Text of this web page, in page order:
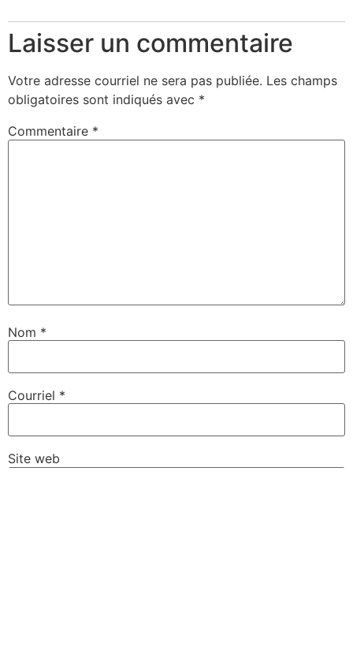
Laisser un commentaire
Votre adresse courriel ne sera pas publiée. Les champs
obligatoires sont indiqués avec *
Commentaire *
Nom *
Courriel *
Site web